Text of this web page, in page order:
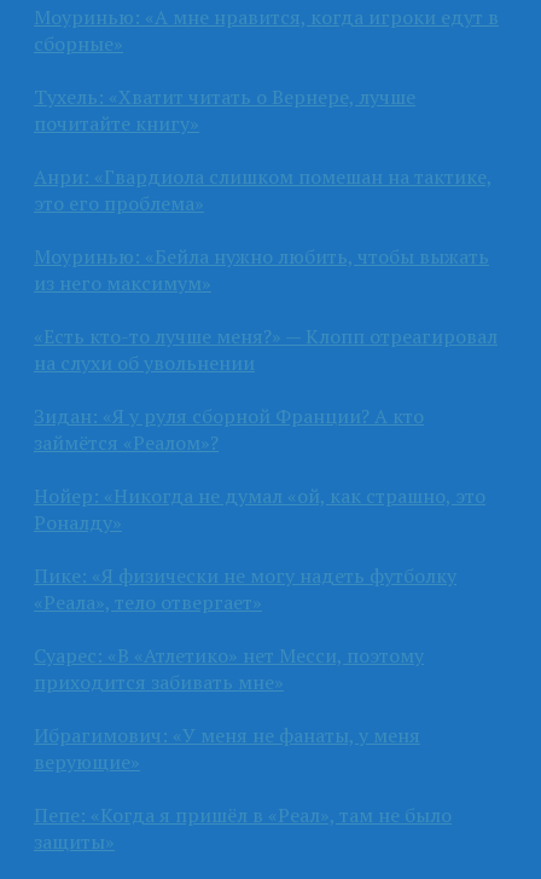
Моуринью: «А мне нравится, когда игроки едут в
сборные»
Тухель: «Хватит читать о Вернере, лучше
почитайте книгу»
Анри: «Гвардиола слишком помешан на тактике,
это его проблема»
Моуринью: «Бейла нужно любить, чтобы выжать
из него максимум»
«Есть кто-то лучше меня?» — Клопп отреагировал
на слухи об увольнении
Зидан: «Я у руля сборной Франции? А кто
займётся «Реалом»?
Нойер: «Никогда не думал «ой, как страшно, это
Роналду»
Пике: «Я физически не могу надеть футболку
«Реала», тело отвергает»
Суарес: «В «Атлетико» нет Месси, поэтому
приходится забивать мне»
Ибрагимович: «У меня не фанаты, у меня
верующие»
Пепе: «Когда я пришёл в «Реал», там не было
защиты»